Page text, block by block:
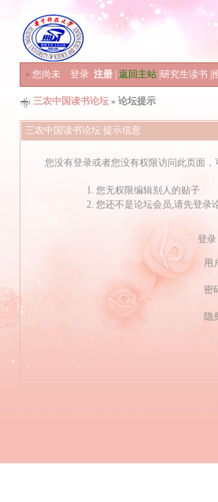
» 您尚未 登录 注册 返回主站 研究生读书
三农中国读书论坛 » 论坛提示
三农中国读书论坛 提示信息
您没有登录或者您没有权限访问此页面，
您无权限编辑别人的贴子
您还不是论坛会员,请先登录
登录
用
密
隐